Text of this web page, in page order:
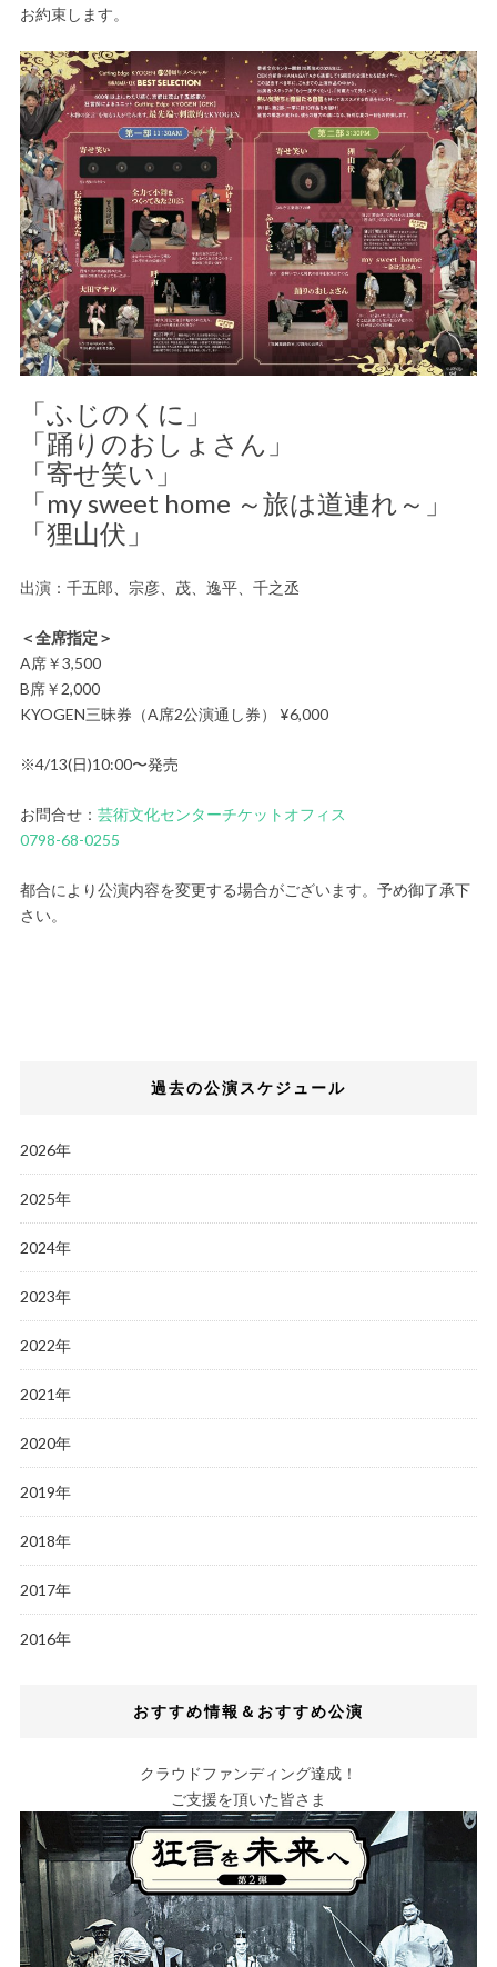
お約束します。
「ふじのくに」
「踊りのおしょさん」
「寄せ笑い」
「my sweet home ～旅は道連れ～」
「狸山伏」
出演：千五郎、宗彦、茂、逸平、千之丞
＜全席指定＞
A席￥3,500
B席￥2,000
KYOGEN三昧券（A席2公演通し券） ¥6,000
※4/13(日)10:00〜発売
お問合せ： 芸術文化センターチケットオフィス
0798-68-0255
都合により公演内容を変更する場合がございます。予め御了承下
さい。
過去の公演スケジュール
2026年
2025年
2024年
2023年
2022年
2021年
2020年
2019年
2018年
2017年
2016年
おすすめ情報＆おすすめ公演
クラウドファンディング達成！
ご支援を頂いた皆さま